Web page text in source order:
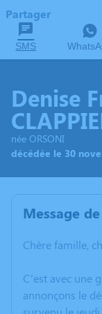
Partager
SMS
Denise
née ORSONI
décédée le 30
Message
Chère famille,
C’est avec une
annonçons le